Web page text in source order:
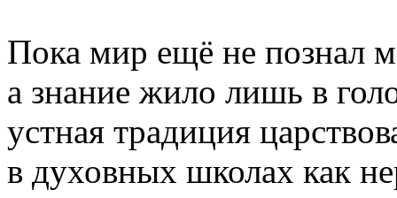
Пока мир ещё не познал
а знание жило лишь в
устная традиция
в духовных школах как